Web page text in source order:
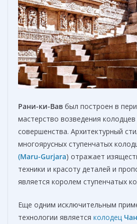
Рани-ки-Вав был построен в
мастерство возведения
совершенства. Архитектурный
многоярусных ступенчатых
(Maru-Gurjara) отражает
техники и красоту деталей и
является королем ступенчатых
Еще одним исключительным
технологии является колодец